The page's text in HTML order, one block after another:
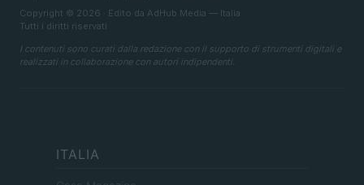
Copyright © 2026 · Edito da AdHub Media — Italia
Tutti i diritti riservati
I contenuti sono curati dalla redazione con il supporto di strumenti digitali e
realizzati in collaborazione con autori indipendenti.
ITALIA